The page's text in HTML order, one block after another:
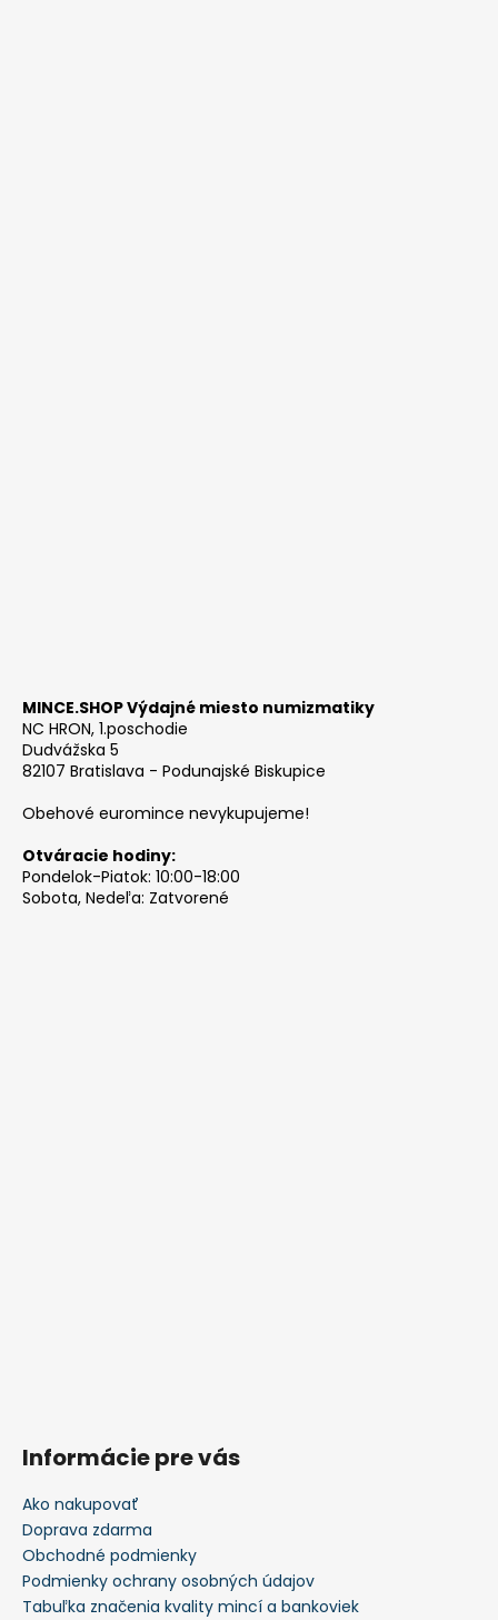
MINCE.SHOP Výdajné miesto numizmatiky
NC HRON, 1.poschodie
Dudvážska 5
82107 Bratislava - Podunajské Biskupice
Obehové euromince nevykupujeme!
Otváracie hodiny:
Pondelok-Piatok: 10:00-18:00
Sobota, Nedeľa: Zatvorené
Informácie pre vás
Ako nakupovať
Doprava zdarma
Obchodné podmienky
Podmienky ochrany osobných údajov
Tabuľka značenia kvality mincí a bankoviek